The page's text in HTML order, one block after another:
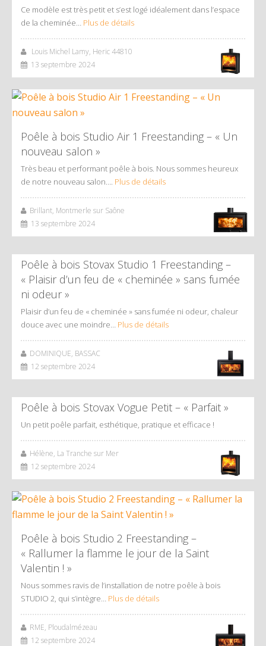
Ce modèle est très petit et s’est logé idéalement dans l’espace
de la cheminée… Plus de détails
Louis Michel Lamy, Heric 44810
13 septembre 2024
Poêle à bois Studio Air 1 Freestanding – « Un
nouveau salon »
Très beau et performant poêle à bois. Nous sommes heureux
de notre nouveau salon…. Plus de détails
Brillant, Montmerle sur Saône
13 septembre 2024
Poêle à bois Stovax Studio 1 Freestanding –
« Plaisir d’un feu de « cheminée » sans fumée
ni odeur »
Plaisir d’un feu de « cheminée » sans fumée ni odeur, chaleur
douce avec une moindre… Plus de détails
DOMINIQUE, BASSAC
12 septembre 2024
Poêle à bois Stovax Vogue Petit – « Parfait »
Un petit poêle parfait, esthétique, pratique et efficace !
Hélène, La Tranche sur Mer
12 septembre 2024
Poêle à bois Studio 2 Freestanding –
« Rallumer la flamme le jour de la Saint
Valentin ! »
Nous sommes ravis de l’installation de notre poêle à bois
STUDIO 2, qui s’intègre… Plus de détails
RME, Ploudalmézeau
12 septembre 2024